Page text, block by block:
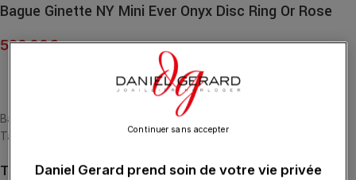
Bague Ginette NY Mini Ever Onyx Disc Ring Or Rose
520.00€
Bague or rose 18 carats et onyx noir
Taille du motif : 6 mm
TAILLE DE DOIGT
Daniel Gerard prend soin de votre vie privée
Continuer sans accepter